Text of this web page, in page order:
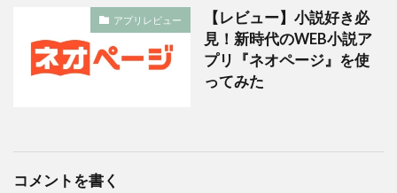
アプリレビュー
【レビュー】小説好き必
見！新時代のWEB小説ア
プリ『ネオページ』を使
ってみた
コメントを書く